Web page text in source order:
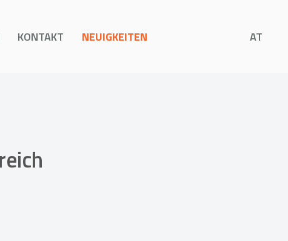
KONTAKT NEUIGKEITEN AT